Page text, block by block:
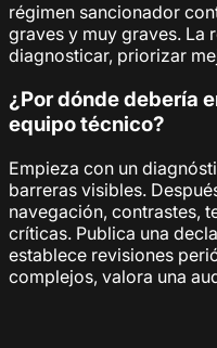
régimen sancionador
graves y muy graves. La
diagnosticar, priorizar
¿Por dónde debería
equipo técnico?
Empieza con un
barreras visibles.
navegación, contrastes,
críticas. Publica una
establece revisiones
complejos, valora una